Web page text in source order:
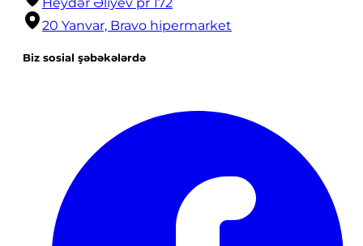
20 Yanvar, Bravo hipermarket
Biz sosial şəbəkələrdə